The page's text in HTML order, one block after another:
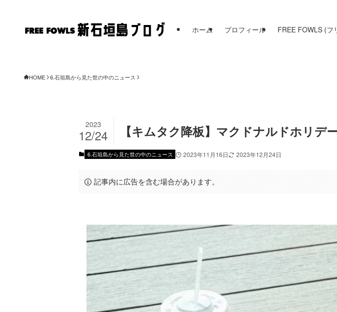
ホーム プロフィール FREE FOWLS (フ
HOME 6.石垣島から見た世の中のニュース
【キムタク降板】マクドナルドホリデ
2023
12/24
6.石垣島から見た世の中のニュース 2023年11月16日 2023年12月24日
記事内に広告を含む場合があります。